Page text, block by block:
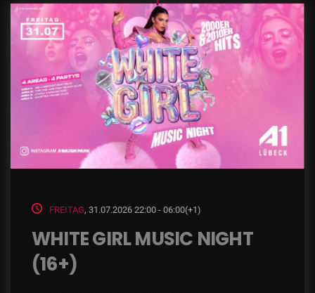
FREITAG, 31.07.2026 22:00 - 06:00(+1)
WHITE GIRL MUSIC NIGHT
(16+)